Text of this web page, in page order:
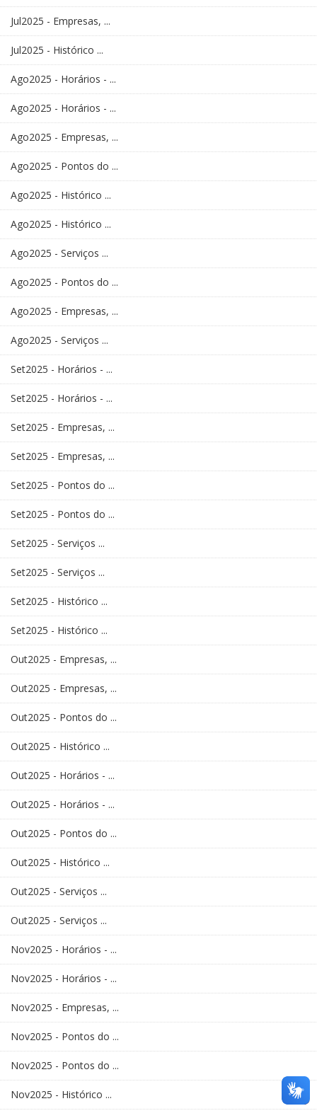
Jul2025 - Empresas, ...
Jul2025 - Histórico ...
Ago2025 - Horários - ...
Ago2025 - Horários - ...
Ago2025 - Empresas, ...
Ago2025 - Pontos do ...
Ago2025 - Histórico ...
Ago2025 - Histórico ...
Ago2025 - Serviços ...
Ago2025 - Pontos do ...
Ago2025 - Empresas, ...
Ago2025 - Serviços ...
Set2025 - Horários - ...
Set2025 - Horários - ...
Set2025 - Empresas, ...
Set2025 - Empresas, ...
Set2025 - Pontos do ...
Set2025 - Pontos do ...
Set2025 - Serviços ...
Set2025 - Serviços ...
Set2025 - Histórico ...
Set2025 - Histórico ...
Out2025 - Empresas, ...
Out2025 - Empresas, ...
Out2025 - Pontos do ...
Out2025 - Histórico ...
Out2025 - Horários - ...
Out2025 - Horários - ...
Out2025 - Pontos do ...
Out2025 - Histórico ...
Out2025 - Serviços ...
Out2025 - Serviços ...
Nov2025 - Horários - ...
Nov2025 - Horários - ...
Nov2025 - Empresas, ...
Nov2025 - Pontos do ...
Nov2025 - Pontos do ...
Nov2025 - Histórico ...